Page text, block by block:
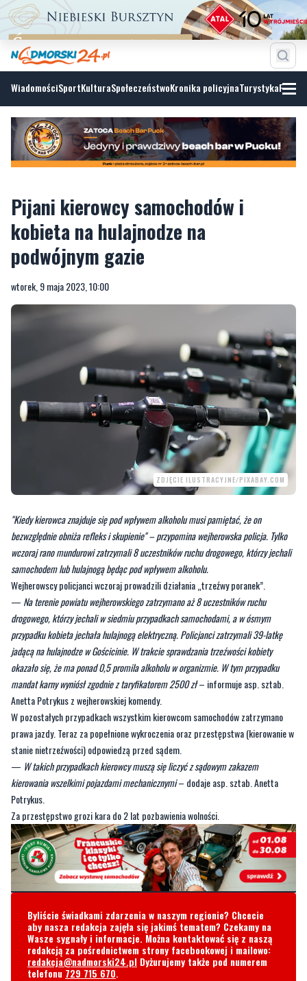
WiadomościSportKulturaSpołeczeństwoKronika policyjnaTurystyka
Pijani kierowcy samochodów i
kobieta na hulajnodze na
podwójnym gazie
wtorek, 9 maja 2023, 10:00
ZDJĘCIE ILUSTRACYJNE/PIXABAY.COM
"Kiedy kierowca znajduje się pod wpływem alkoholu musi pamiętać, że on
bezwzględnie obniża refleks i skupienie" – przypomina wejherowska policja. Tylko
wczoraj rano mundurowi zatrzymali 8 uczestników ruchu drogowego, którzy jechali
samochodem lub hulajnogą będąc pod wpływem alkoholu.
Wejherowscy policjanci wczoraj prowadzili działania „trzeźwy poranek”.
— Na terenie powiatu wejherowskiego zatrzymano aż 8 uczestników ruchu
drogowego, którzy jechali w siedmiu przypadkach samochodami, a w ósmym
przypadku kobieta jechała hulajnogą elektryczną. Policjanci zatrzymali 39-latkę
jadącą na hulajnodze w Gościcinie. W trakcie sprawdzania trzeźwości kobiety
okazało się, że ma ponad 0,5 promila alkoholu w organizmie. W tym przypadku
mandat karny wyniósł zgodnie z taryfikatorem 2500 zł– informuje asp. sztab.
Anetta Potrykus z wejherowskiej komendy.
W pozostałych przypadkach wszystkim kierowcom samochodów zatrzymano
prawa jazdy. Teraz za popełnione wykroczenia oraz przestępstwa (kierowanie w
stanie nietrzeźwości) odpowiedzą przed sądem.
— W takich przypadkach kierowcy muszą się liczyć z sądowym zakazem
kierowania wszelkimi pojazdami mechanicznymi– dodaje asp. sztab. Anetta
Potrykus.
Za przestępstwo grozi kara do 2 lat pozbawienia wolności.
Byliście świadkami zdarzenia w naszym regionie? Chcecie
aby nasza redakcja zajęła się jakimś tematem? Czekamy na
Wasze sygnały i informacje. Można kontaktować się z naszą
redakcją za pośrednictwem strony facebookowej i mailowo:
redakcja@nadmorski24.pl Dyżurujemy także pod numerem
telefonu 729 715 670.